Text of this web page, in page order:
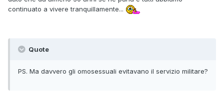
continuato a vivere tranquillamente...
Quote
PS. Ma davvero gli omosessuali evitavano il servizio militare?